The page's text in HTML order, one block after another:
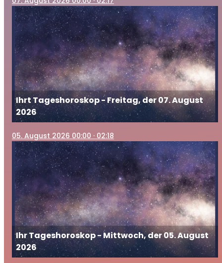
Ihrt Tageshoroskop - Freitag, der 07. August
2026
05. August 2026 00:00 · 02:18
Ihr Tageshoroskop - Mittwoch, der 05. August
2026